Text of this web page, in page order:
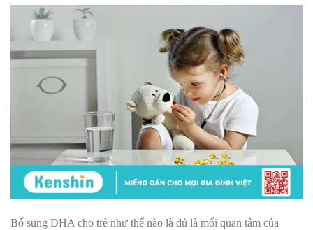
Bổ sung DHA cho trẻ như thế nào là đủ là mối quan tâm của